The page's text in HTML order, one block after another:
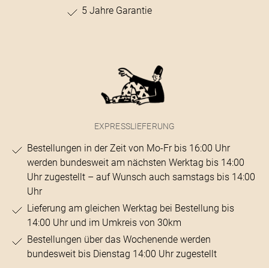
5 Jahre Garantie
EXPRESSLIEFERUNG
Bestellungen in der Zeit von Mo-Fr bis 16:00 Uhr
werden bundesweit am nächsten Werktag bis 14:00
Uhr zugestellt – auf Wunsch auch samstags bis 14:00
Uhr
Lieferung am gleichen Werktag bei Bestellung bis
14:00 Uhr und im Umkreis von 30km
Bestellungen über das Wochenende werden
bundesweit bis Dienstag 14:00 Uhr zugestellt